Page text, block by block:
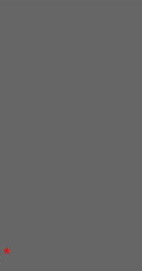
*